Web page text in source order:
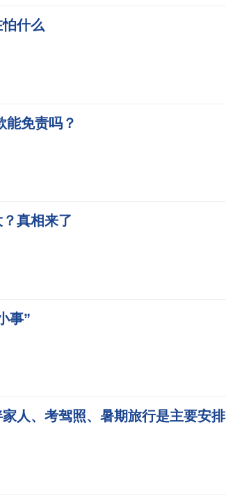
什么
能免责吗？
真相来了
事”
人、考驾照、暑期旅行是主要安排